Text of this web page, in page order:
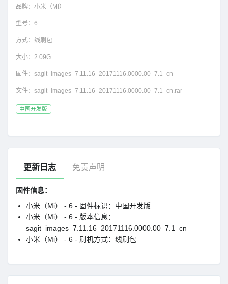
品牌： 小米（Mi）
型号： 6
方式： 线刷包
大小： 2.09G
固件： sagit_images_7.11.16_20171116.0000.00_7.1_cn
文件： sagit_images_7.11.16_20171116.0000.00_7.1_cn.rar
中国开发版
更新日志 免责声明
固件信息：
小米（Mi） - 6 - 固件标识：中国开发版
小米（Mi） - 6 - 版本信息：
sagit_images_7.11.16_20171116.0000.00_7.1_cn
小米（Mi） - 6 - 刷机方式：线刷包